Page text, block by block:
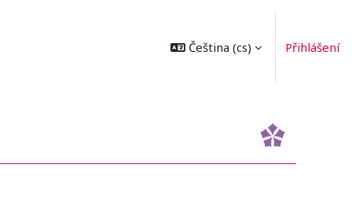
Čeština ‎(cs)‎ Přihlášení